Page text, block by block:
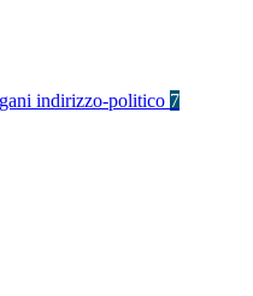
indirizzo-politico 7